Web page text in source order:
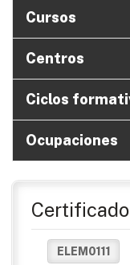
Cursos
Centros
Ciclos
Ocupaciones
ELEM0111